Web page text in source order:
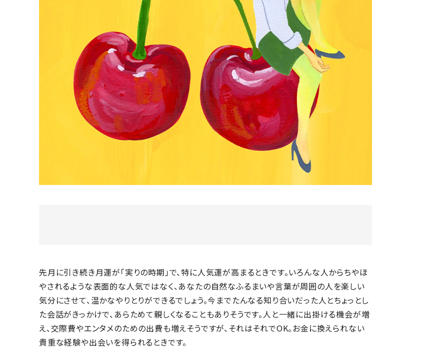
先月に引き続き月運が「実りの時期」で、特に人気運が高まるときです。いろんな人からちやほ
やされるような表面的な人気ではなく、あなたの自然なふるまいや言葉が周囲の人を楽しい
気分にさせて、温かなやりとりができるでしょう。今までたんなる知り合いだった人とちょっとし
た会話がきっかけで、あらためて親しくなることもありそうです。人と一緒に出掛ける機会が増
え、交際費やエンタメのための出費も増えそうですが、それはそれでOK。お金に換えられない
貴重な経験や出会いを得られるときです。